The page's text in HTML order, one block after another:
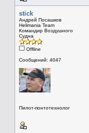
stick
Андрей Посашков
Helimania Team
Командир Воздушного
Судна
Offline
Сообщений: 4047
Пилот-понтотехнолог